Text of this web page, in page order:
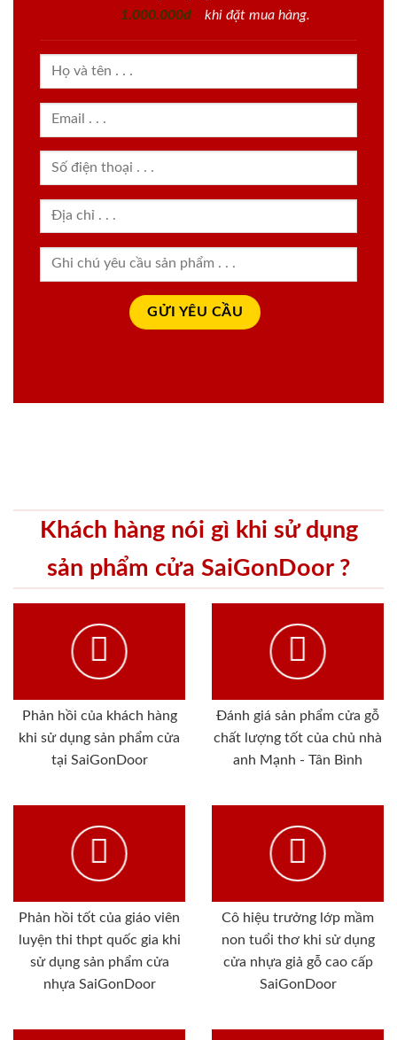
1.000.000đ
khi đặt mua hàng.
Khách hàng nói gì khi sử dụng
sản phẩm cửa SaiGonDoor ?
Phản hồi của khách hàng
khi sử dụng sản phẩm cửa
tại SaiGonDoor
Đánh giá sản phẩm cửa gỗ
chất lượng tốt của chủ nhà
anh Mạnh - Tân Bình
Phản hồi tốt của giáo viên
luyện thi thpt quốc gia khi
sử dụng sản phẩm cửa
nhựa SaiGonDoor
Cô hiệu trưởng lớp mầm
non tuổi thơ khi sử dụng
cửa nhựa giả gỗ cao cấp
SaiGonDoor